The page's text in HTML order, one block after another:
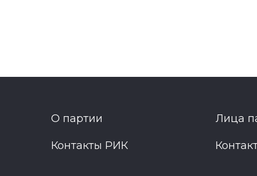
О партии Лица
Контакты РИК